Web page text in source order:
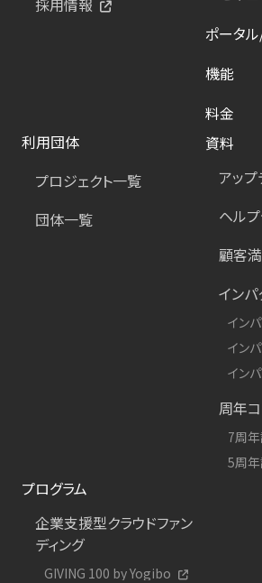
ポータ
機能
料金
利用団体
プロジェクト一覧
団体一覧
資料
アッ
ヘル
顧客満
インパ
イン
イン
イン
周年
7周
5周年
プログラム
企業支援型クラウドファン
ディング
GIVING 100 by Yogibo